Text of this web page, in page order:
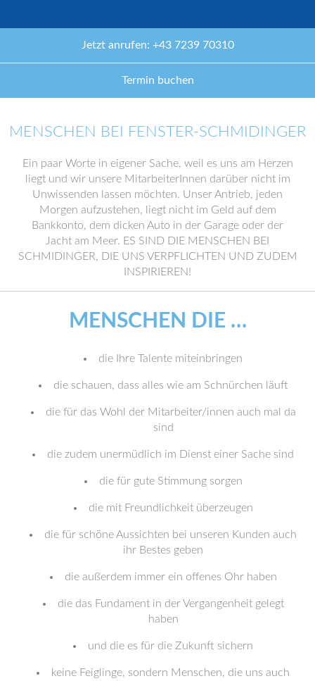
Jetzt anrufen: +43 7239 70310
Termin buchen
MENSCHEN BEI FENSTER-SCHMIDINGER
Ein paar Worte in eigener Sache, weil es uns am Herzen
liegt und wir unsere MitarbeiterInnen darüber nicht im
Unwissenden lassen möchten. Unser Antrieb, jeden
Morgen aufzustehen, liegt nicht im Geld auf dem
Bankkonto, dem dicken Auto in der Garage oder der
Jacht am Meer. ES SIND DIE MENSCHEN BEI
SCHMIDINGER, DIE UNS VERPFLICHTEN UND ZUDEM
INSPIRIEREN!
MENSCHEN DIE …
die Ihre Talente miteinbringen
die schauen, dass alles wie am Schnürchen läuft
die für das Wohl der Mitarbeiter/innen auch mal da
sind
die zudem unermüdlich im Dienst einer Sache sind
die für gute Stimmung sorgen
die mit Freundlichkeit überzeugen
die für schöne Aussichten bei unseren Kunden auch
ihr Bestes geben
die außerdem immer ein offenes Ohr haben
die das Fundament in der Vergangenheit gelegt
haben
und die es für die Zukunft sichern
keine Feiglinge, sondern Menschen, die uns auch